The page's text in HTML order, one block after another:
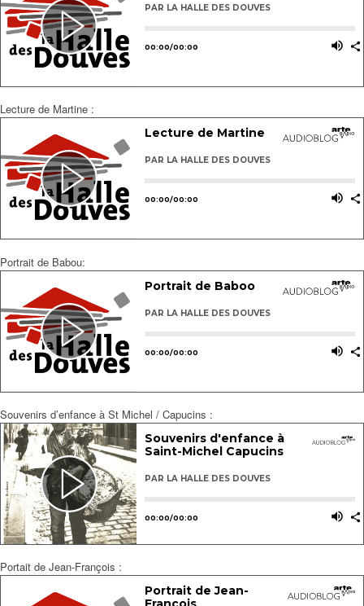
Lecture de Martine :
Portrait de Babou:
Souvenirs d’enfance à St Michel / Capucins :
Portait de Jean-François :